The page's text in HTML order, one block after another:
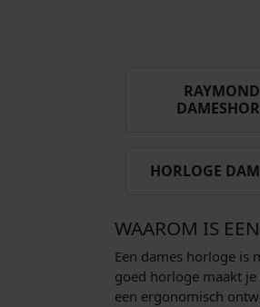
HORLOGE
WAAROM IS
Een dames horloge is
goed horloge maakt
een ergonomisch